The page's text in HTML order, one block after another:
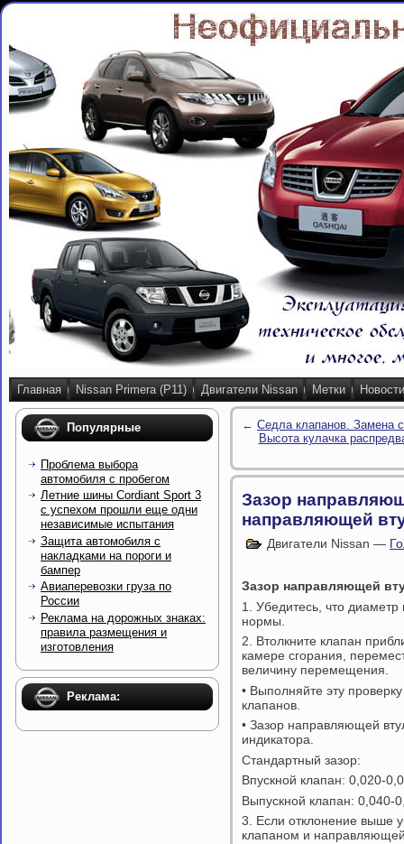
Главная Nissan Primera (P11) Двигатели Nissan Метки Новости
Популярные
Проблема выбора
автомобиля с пробегом
Летние шины Cordiant Sport 3
с успехом прошли еще одни
независимые испытания
Защита автомобиля с
накладками на пороги и
бампер
Авиаперевозки груза по
России
Реклама на дорожных знаках:
правила размещения и
изготовления
Реклама:
← Седла клапанов. Замена
Высота кулачка
Зазор
направляющей
Двигатели Nissan —
Зазор направляющей
1. Убедитесь, что
нормы.
2. Втолкните клапан
камере сгорания,
величину перемещения.
• Выполняйте эту
клапанов.
• Зазор направляющей
индикатора.
Стандартный зазор:
Впускной клапан: 0,020-
Выпускной клапан: 0,040-
3. Если отклонение выше
клапаном и